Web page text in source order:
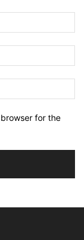
for the